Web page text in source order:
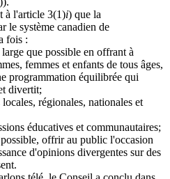
à l'article 3(1)i) que la
le système canadien de
fois :
que possible en offrant à
femmes et enfants de tous âges,
programmation équilibrée qui
divertit;
régionales, nationales et
éducatives et communautaires;
offrir au public l'occasion
d'opinions divergentes sur des